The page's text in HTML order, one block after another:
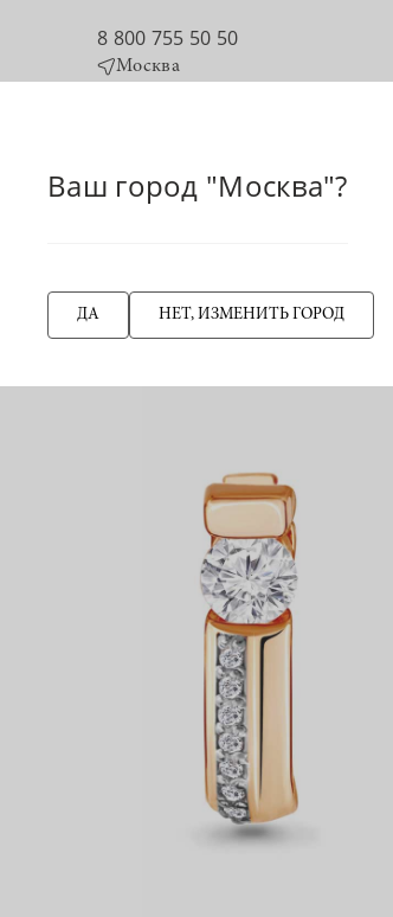
8 800 755 50 50
Москва
КАТАЛОГ
НАЗАД Главная страница
Ваш город "Москва"?
ДА НЕТ, ИЗМЕНИТЬ ГОРОД